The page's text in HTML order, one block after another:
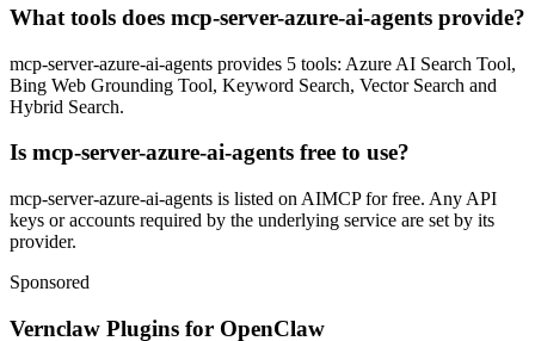
What tools does mcp-server-azure-ai-agents provide?
mcp-server-azure-ai-agents provides 5 tools: Azure AI Search Tool,
Bing Web Grounding Tool, Keyword Search, Vector Search and
Hybrid Search.
Is mcp-server-azure-ai-agents free to use?
mcp-server-azure-ai-agents is listed on AIMCP for free. Any API
keys or accounts required by the underlying service are set by its
provider.
Sponsored
Vernclaw Plugins for OpenClaw